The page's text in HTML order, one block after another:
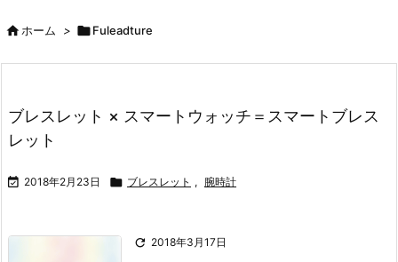
ホーム > Fuleadture
ブレスレット × スマートウォッチ＝スマートブレス
レット
 2018年2月23日  ブレスレット , 腕時計
 2018年3月17日